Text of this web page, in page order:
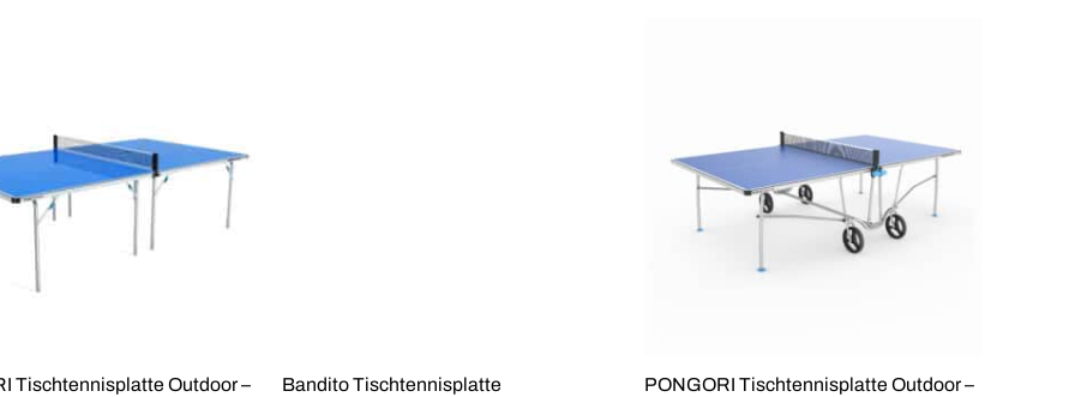
Tischtennisplatte Outdoor –
Bandito Tischtennisplatte
PONGORI Tischtennisplatte Outdoor –